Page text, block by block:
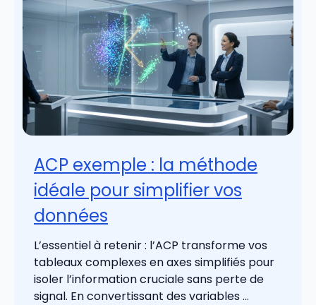
ACP exemple : la méthode
idéale pour simplifier vos
données
L’essentiel à retenir : l’ACP transforme vos
tableaux complexes en axes simplifiés pour
isoler l’information cruciale sans perte de
signal. En convertissant des variables ...